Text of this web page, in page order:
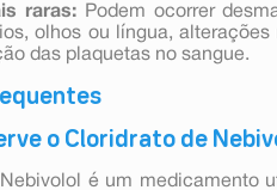
raras: Podem ocorrer
olhos ou língua,
das plaquetas no sangue.
o Cloridrato de
é um medicamento